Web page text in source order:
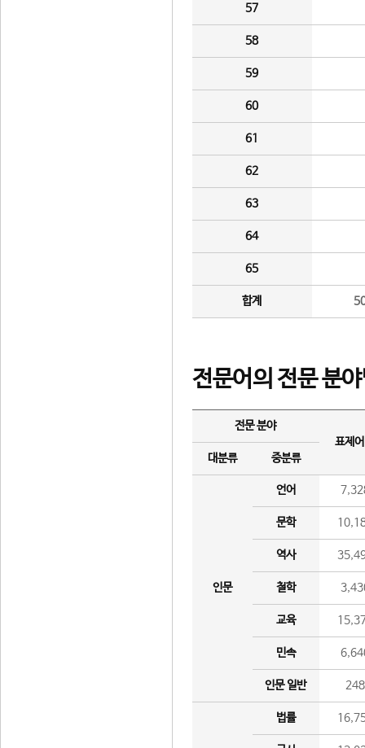
57
58
59
60
61
62
63
64
65
합계
전문어의 전문 분
전문 분야
표제
대분류
중분류
인문
언어
문학
역사
철학
교육
민속
인문 일반 248
법률